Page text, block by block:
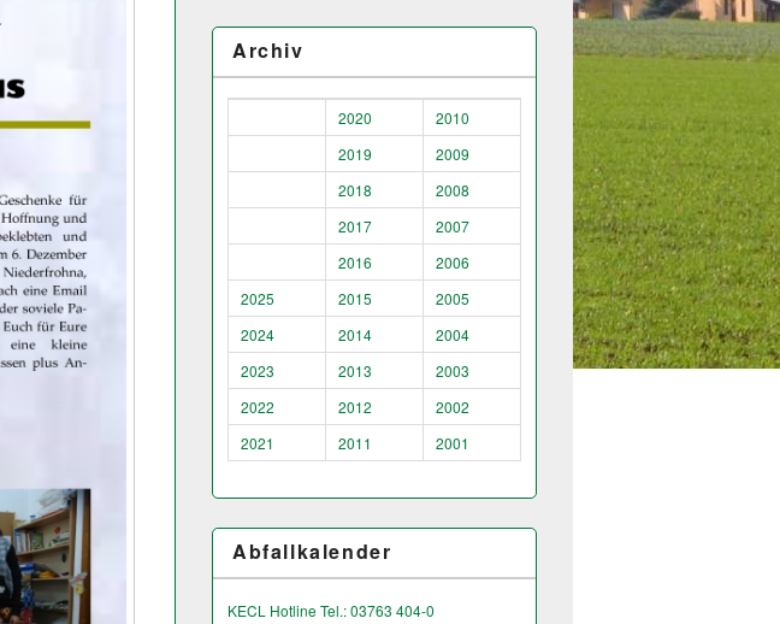
Archiv
2020
2010
2019
2009
2018
2008
2017
2007
2016
2006
2025
2015
2005
2024
2014
2004
2023
2013
2003
2022
2012
2002
2021
2011 2001
Abfallkalender
KECL Hotline Tel.: 03763 404-0